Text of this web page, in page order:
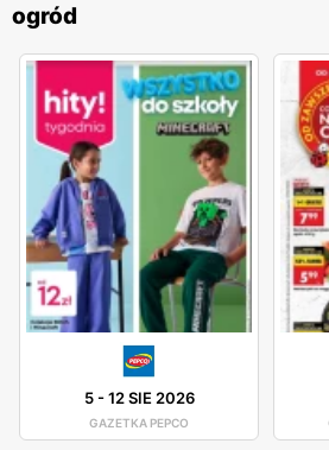
sezonowe, a także odzież i
asortyment sprawia, że TEDi jest
zaopatrzyć się w wiele
miejscu. Dodatkowo, sieć stawia
wprowadza do swojej oferty nowe
na zmieniające się potrzeby
również dbałością o jakość
że sieć specjalizuje się w
przystępnych cenach, nie
produkty są starannie
spełniały oczekiwania klientów pod
funkcjonalności i trwałości. Dzięki
pewność, że kupują produkty, które
czas. Sieć TEDi rozwija się
ogród
5-12 SIE 2026
GAZETKA PEPCO